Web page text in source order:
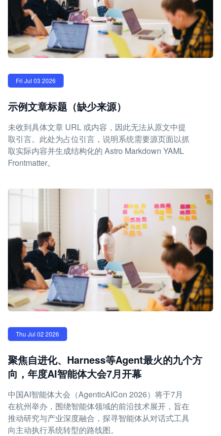
Fri Jul 03 2026
示例文章标题（缺少来源）
未收到具体文章 URL 或内容，因此无法从原文中提
取引言。此处为占位引言，说明系统需要源页面以抓
取实际内容并生成结构化的 Astro Markdown YAML
Frontmatter。
Thu Jul 02 2026
聚焦自进化、Harness等Agent最火的九个方
向，年度AI智能体大会7月开幕
中国AI智能体大会（AgenticAICon 2026）将于7月
在杭州举办，围绕智能体领域的前沿技术展开，旨在
推动研究与产业深度融合，探寻智能体从对话式工具
向主动执行系统转型的路线图。